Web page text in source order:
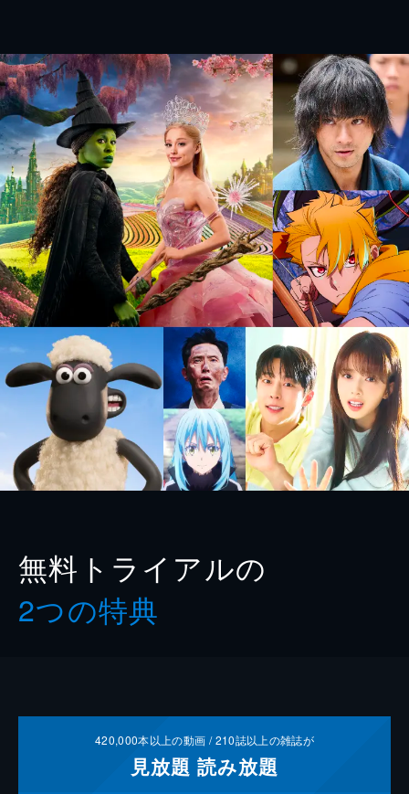
無料トライアルの
2つの特典
420,000本以上の動画 /210誌以上の雑誌が
見放題 読み放題